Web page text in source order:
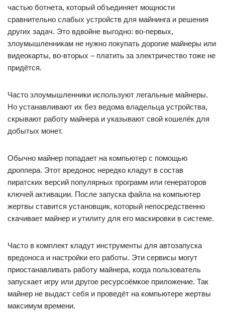
частью ботнета, который объединяет мощности
сравнительно слабых устройств для майнинга и решения
других задач. Это вдвойне выгодно: во-первых,
злоумышленникам не нужно покупать дорогие майнеры или
видеокарты, во-вторых – платить за электричество тоже не
придётся.
Часто злоумышленники используют легальные майнеры.
Но устанавливают их без ведома владельца устройства,
скрывают работу майнера и указывают свой кошелёк для
добытых монет.
Обычно майнер попадает на компьютер с помощью
дроппера. Этот вредонос нередко кладут в состав
пиратских версий популярных программ или генераторов
ключей активации. После запуска файла на компьютер
жертвы ставится установщик, который непосредственно
скачивает майнер и утилиту для его маскировки в системе.
Часто в комплект кладут инструменты для автозапуска
вредоноса и настройки его работы. Эти сервисы могут
приостанавливать работу майнера, когда пользователь
запускает игру или другое ресурсоёмкое приложение. Так
майнер не выдаст себя и проведёт на компьютере жертвы
максимум времени.